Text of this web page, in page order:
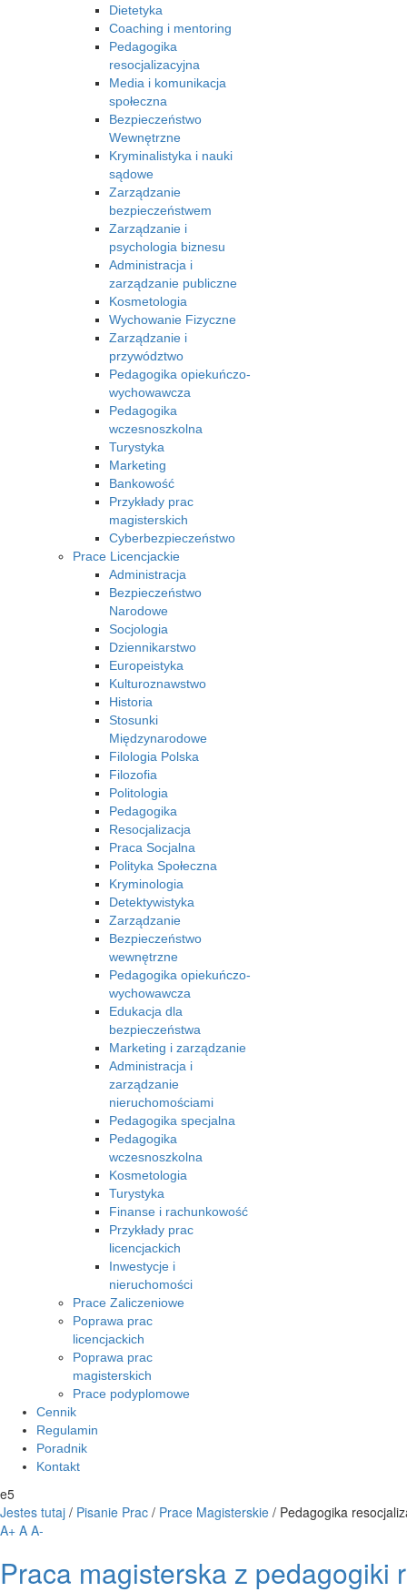
Dietetyka
Coaching i mentoring
Pedagogika
resocjalizacyjna
Media i komunikacja
społeczna
Bezpieczeństwo
Wewnętrzne
Kryminalistyka i nauki
sądowe
Zarządzanie
bezpieczeństwem
Zarządzanie i
psychologia biznesu
Administracja i
zarządzanie publiczne
Kosmetologia
Wychowanie Fizyczne
Zarządzanie i
przywództwo
Pedagogika opiekuńczo-
wychowawcza
Pedagogika
wczesnoszkolna
Turystyka
Marketing
Bankowość
Przykłady prac
magisterskich
Cyberbezpieczeństwo
Prace Licencjackie
Administracja
Bezpieczeństwo
Narodowe
Socjologia
Dziennikarstwo
Europeistyka
Kulturoznawstwo
Historia
Stosunki
Międzynarodowe
Filologia Polska
Filozofia
Politologia
Pedagogika
Resocjalizacja
Praca Socjalna
Polityka Społeczna
Kryminologia
Detektywistyka
Zarządzanie
Bezpieczeństwo
wewnętrzne
Pedagogika opiekuńczo-
wychowawcza
Edukacja dla
bezpieczeństwa
Marketing i zarządzanie
Administracja i
zarządzanie
nieruchomościami
Pedagogika specjalna
Pedagogika
wczesnoszkolna
Kosmetologia
Turystyka
Finanse i rachunkowość
Przykłady prac
licencjackich
Inwestycje i
nieruchomości
Prace Zaliczeniowe
Poprawa prac
licencjackich
Poprawa prac
magisterskich
Prace podyplomowe
Cennik
Regulamin
Poradnik
Kontakt
e5
Jestes tutaj / Pisanie Prac / Prace Magisterskie / Pedagogika
A+ A A-
Praca magisterska z pedagogiki